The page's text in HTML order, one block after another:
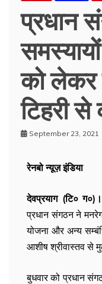
प्रधान
को लेकर
टिहरी
September 23, 2021
रेनबो न्यूज़ इंडिया
देवप्रयाग (टि० ग०)।
प्रधान संगठन ने
योजना और अन्य
आशीष श्रीवास्तव से
बुधवार को प्रधान